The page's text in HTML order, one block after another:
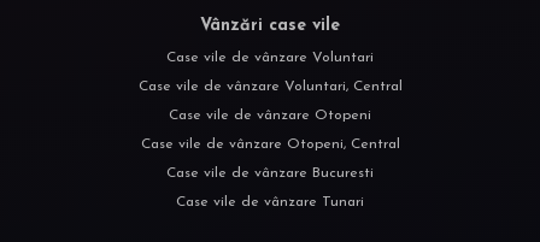
Vânzări case vile
Case vile de vânzare Voluntari
Case vile de vânzare Voluntari, Central
Case vile de vânzare Otopeni
Case vile de vânzare Otopeni, Central
Case vile de vânzare Bucuresti
Case vile de vânzare Tunari